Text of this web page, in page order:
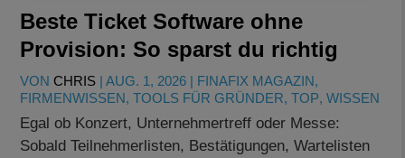
Beste Ticket Software ohne
Provision: So sparst du richtig
VONCHRIS |AUG. 1, 2026 | FINAFIX MAGAZIN,
FIRMENWISSEN,TOOLS FÜR GRÜNDER,TOP,WISSEN
Egal ob Konzert, Unternehmertreff oder Messe:
Sobald Teilnehmerlisten, Bestätigungen, Wartelisten